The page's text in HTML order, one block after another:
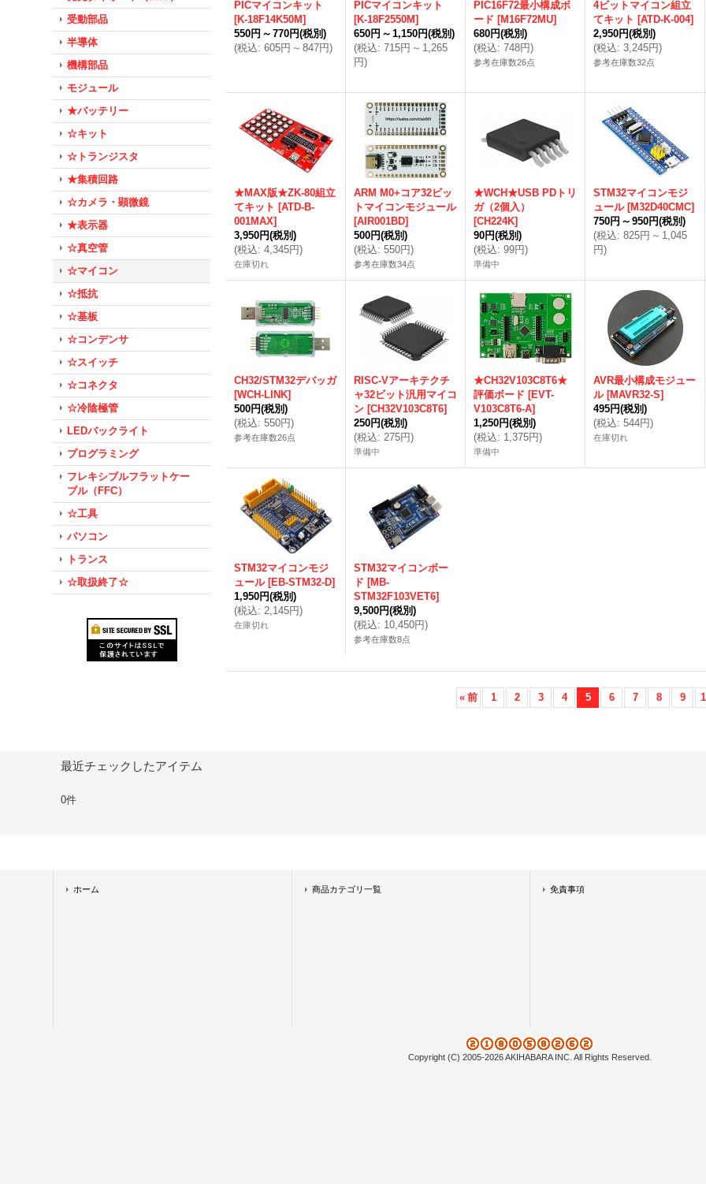
受動部品
半導体
機構部品
モジュール
★バッテリー
☆キット
☆トランジスタ
★集積回路
☆カメラ・顕微鏡
★表示器
☆真空管
☆マイコン
☆抵抗
☆基板
☆コンデンサ
☆スイッチ
☆コネクタ
☆冷陰極管
LEDバックライト
プログラミング
フレキシブルフラットケー
ブル（FFC）
☆工具
パソコン
トランス
☆取扱終了☆
PICマイコンキット
[K-18F14K50M]
550円 ～ 770円(税別)
(税込: 605円 ～ 847円)
PICマイコンキット
[K-18F2550M]
650円 ～ 1,150円(税別)
(税込: 715円 ～ 1,265
円)
PIC16F72最小構成ボ
ード [M16F72MU]
680円(税別)
(税込: 748円)
参考在庫数26点
4ビットマイコン組立
てキット [ATD-K-004]
2,950円(税別)
(税込: 3,245円)
参考在庫数32点
★MAX版★ZK-80組立
てキット [ATD-B-
001MAX]
3,950円(税別)
(税込: 4,345円)
在庫切れ
ARM M0+コア32ビッ
トマイコンモジュール
[AIR001BD]
500円(税別)
(税込: 550円)
参考在庫数34点
★WCH★USB PDトリ
ガ（2個入）
[CH224K]
90円(税別)
(税込: 99円)
準備中
STM32マイコンモジ
ュール [M32D40CMC]
750円 ～ 950円(税別)
(税込: 825円 ～ 1,045
円)
CH32/STM32デバッガ
[WCH-LINK]
500円(税別)
(税込: 550円)
参考在庫数26点
RISC-Vアーキテクチ
ャ32ビット汎用マイコ
ン [CH32V103C8T6]
250円(税別)
(税込: 275円)
準備中
★CH32V103C8T6★
評価ボード [EVT-
V103C8T6-A]
1,250円(税別)
(税込: 1,375円)
準備中
AVR最小構成モジュー
ル [MAVR32-S]
495円(税別)
(税込: 544円)
在庫切れ
STM32マイコンモジ
ュール [EB-STM32-D]
1,950円(税別)
(税込: 2,145円)
在庫切れ
STM32マイコンボー
ド [MB-
STM32F103VET6]
9,500円(税別)
(税込: 10,450円)
参考在庫数8点
« 前 1 2 3 4 5 6 7 8 9
最近チェックしたアイテム
0件
ホーム 商品カテゴリ一覧 免責事項
Copyright (C) 2005-2026 AKIHABARA INC. All Rights Reserved.